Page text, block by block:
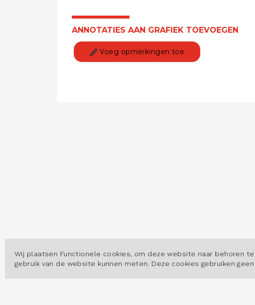
Wij plaatsen Functionele cookies, om deze website naar behoren
gebruik van de website kunnen meten. Deze cookies gebruiken
ANNOTATIES AAN GRAFIEK TOEVOEGEN
Voeg opmerkingen toe